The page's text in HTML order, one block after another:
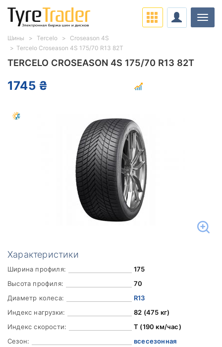
TERCELO CROSEASON 4S 175/70 R13 82T
1745 ₴
Характеристики
Ширина профиля:
175
Высота профиля:
70
Диаметр колеса:
R13
Индекс нагрузки:
82 (475 кг)
Индекс скорости:
T (190 км/час)
Сезон:
всесезонная
Шины Tercelo
Croseason 4S
Tercelo Croseason 4S 175/70 R13 82T